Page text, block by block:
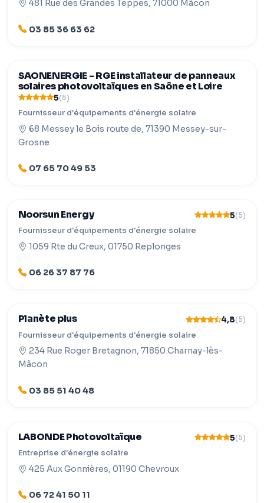
481 Rue des Grandes Teppes, 71000 Mâcon
03 85 36 63 62
SAONENERGIE - RGE installateur de panneaux
solaires photovoltaïques en Saône et Loire
5(5)
Fournisseur d'équipements d'énergie solaire
68 Messey le Bois route de, 71390 Messey-sur-
Grosne
07 65 70 49 53
Noorsun Energy 5(5)
Fournisseur d'équipements d'énergie solaire
1059 Rte du Creux, 01750 Replonges
06 26 37 87 76
Planète plus 4,8(5)
Fournisseur d'équipements d'énergie solaire
234 Rue Roger Bretagnon, 71850 Charnay-lès-
Mâcon
03 85 51 40 48
LABONDE Photovoltaïque 5(5)
Entreprise d'énergie solaire
425 Aux Gonnières, 01190 Chevroux
06 72 41 50 11